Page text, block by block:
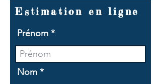
Estimation en ligne
Prénom
Nom